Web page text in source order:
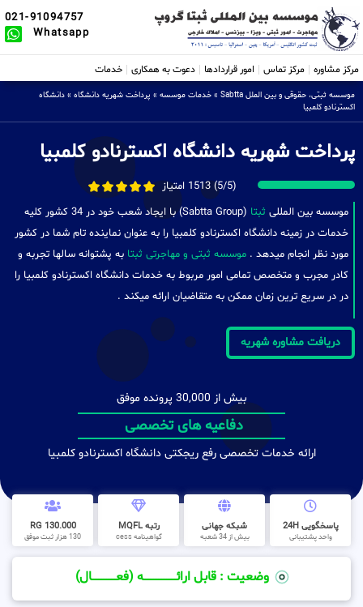
021-91094757
Whatsapp
مرکز مشاوره مرکز تماس امور قراردادها دعوت به همکاری خدمات
موسسه ثبتی، حقوقی و بین الملل Sabtta » خدمات موسسه » پرداخت شهریه دانشگاه » دانشگاه
اکسترنادو کلمبیا
پرداخت شهریه دانشگاه اکسترنادو کلمبیا
(5/5) 1513 امتیاز
موسسه بین المللی ثبتا
(Sabtta Group) با ایجاد شعب خود در 34 کشور کلیه
خدمات در زمینه دانشگاه اکسترنادو کلمبیا را به عنوان نماینده تام شما در کشور
مورد نظر انجام میدهد . موسسه ثبتی و مهاجرتی ثبتا به پشتوانه سالها تجربه و
کادر مجرب و متخصص تمامی امور مربوط به خدمات دانشگاه اکسترنادو کلمبیا را
در در سریع ترین زمان ممکن به متقاضیان ارائه میکند .
دریافت مشاوره شهریه
بیش از 30,000 پرونده موفق
دفاعیه های تخصصی
ارائه خدمات تخصصی رفع ریجکتی دانشگاه اکسترنادو کلمبیا
پاسخگویی 24H
واحد پشتیبانی
شبکه جهانی
بیش از 34 شعبه
رتبه MQFL
گواهینامه cess
130.000 RG
130 هزار ثبت موفق
وضعیت : قابل ارائــــــــــــــــــــه (فعـــــــــــــــال)